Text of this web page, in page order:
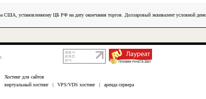
США, установленному ЦБ РФ на дату окончания торгов. Долларовый эквивалент условной
Хостинг для сайтов
виртуальный хостинг
| VPS/VDS хостинг | аренда сервера